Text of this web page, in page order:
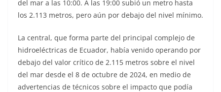
del mar a las 10:00. A las 19:00 subió un metro hasta
los 2.113 metros, pero aún por debajo del nivel mínimo.
La central, que forma parte del principal complejo de
hidroeléctricas de Ecuador, había venido operando por
debajo del valor crítico de 2.115 metros sobre el nivel
del mar desde el 8 de octubre de 2024, en medio de
advertencias de técnicos sobre el impacto que podía